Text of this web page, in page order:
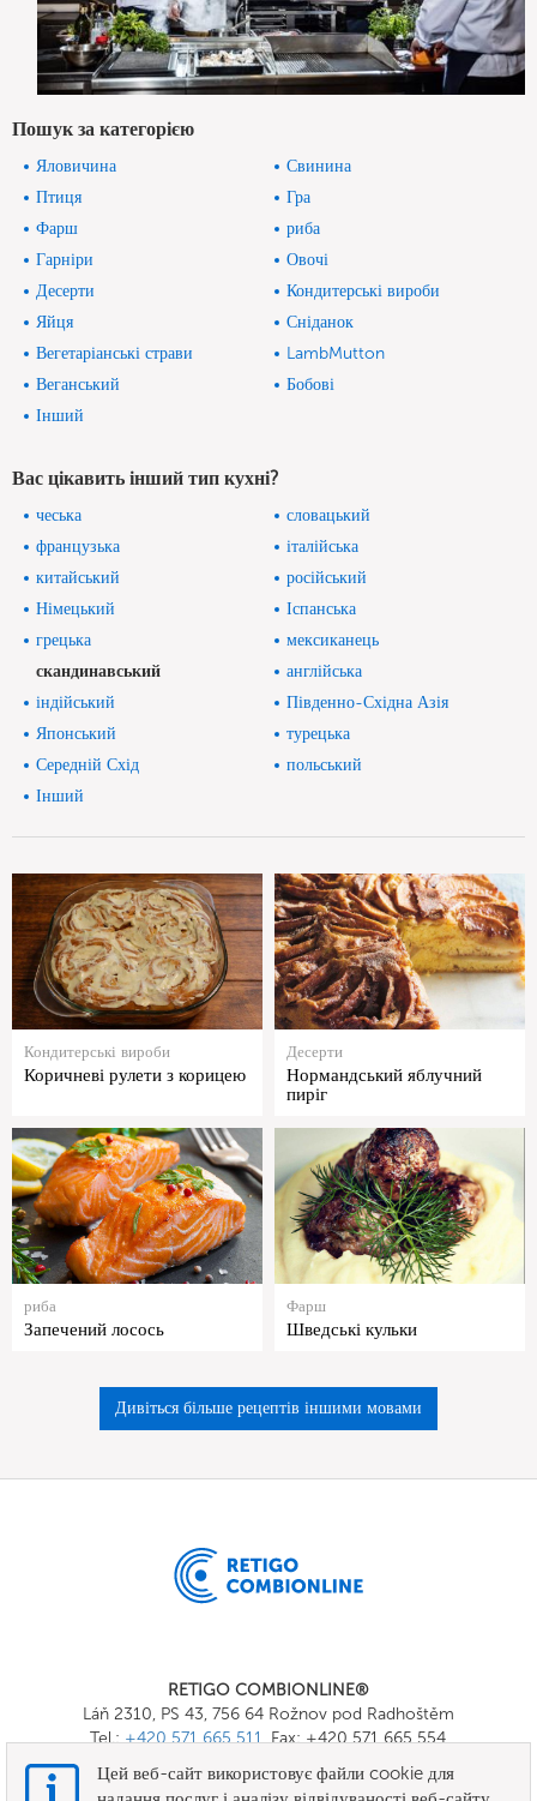
Пошук за категорією
Яловичина
Свинина
Птиця
Гра
Фарш
риба
Гарніри
Овочі
Десерти
Кондитерські вироби
Яйця
Сніданок
Вегетаріанські страви
LambMutton
Веганський
Бобові
Інший
Вас цікавить інший тип кухні?
чеська
словацький
французька
італійська
китайський
російський
Німецький
Іспанська
грецька
мексиканець
скандинавський
англійська
індійський
Південно-Східна Азія
Японський
турецька
Середній Схід
польський
Інший
Кондитерські вироби
Коричневі рулети з корицею
Десерти
Нормандський яблучний
пиріг
риба
Запечений лосось
Фарш
Шведські кульки
Дивіться більше рецептів іншими мовами
RETIGO COMBIONLINE®
Láň 2310, PS 43, 756 64 Rožnov pod Radhoštěm
Tel.:+420 571 665 511, Fax: +420 571 665 554
Цей веб-сайт використовує файли cookie для